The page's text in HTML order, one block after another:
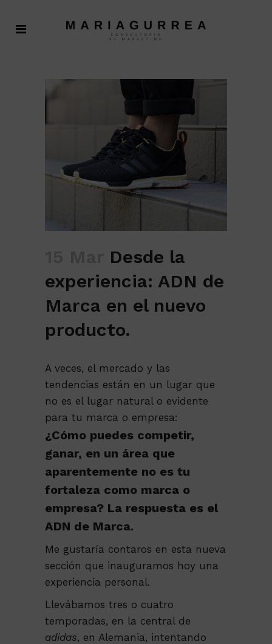
Desde la
experiencia: ADN de
Marca en el nuevo
producto.
A veces, el mercado y las
tendencias están en un lugar que
no es el lugar natural o evidente
para tu marca o empresa:
¿Cómo puedes competir,
ganar, en un área que
aparentemente no es tu
fortaleza como marca o
empresa? La respuesta es el
ADN de Marca.
Me gustaría contaros en esta nueva
sección que inauguramos hoy una
experiencia personal.
Llevábamos tres o cuatro
temporadas, en la central de
adidas, en Alemania, intentando